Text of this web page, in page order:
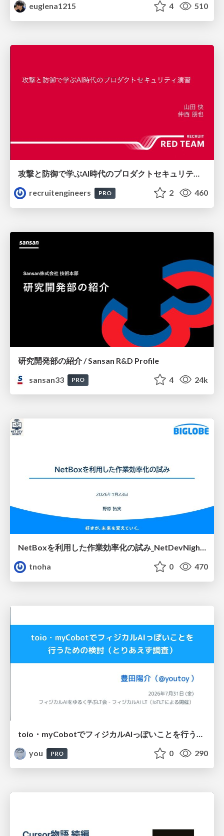
euglena1215 4 510
攻撃と防御で学ぶAI時代のプロダクトセキュリティ演習
recruitengineers
PRO 2 460
研究開発部の紹介 / Sansan R&D Profile
sansan33
PRO 4 24k
NetBoxを利用した作業効率化の試み_NetDevNight4
tnoha
0 470
toio・myCobotでフィジカルAIっぽいことを行うための検討（とりあえず調査） / フィジカルAI LT（IoTLTによる開催）
you
PRO 0 290